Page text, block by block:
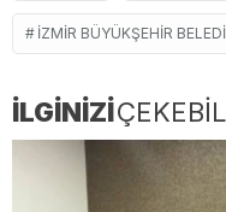
İZMIR BÜYÜKŞEHIR
İLGİNİZİ